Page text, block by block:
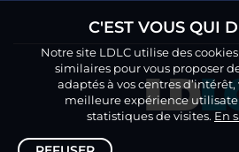
C'EST VOUS QUI
Notre site LDLC utilise des
similaires pour vous proposer
adaptés à vos centres
meilleure expérience
statistiques de visites. En